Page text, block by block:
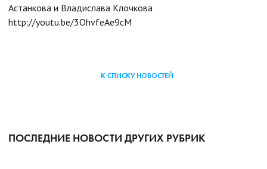
Астанкова и Владислава Клочкова
http://youtu.be/3OhvfeAe9cM
К СПИСКУ НОВОСТЕЙ
ПОСЛЕДНИЕ НОВОСТИ ДРУГИХ РУБРИК